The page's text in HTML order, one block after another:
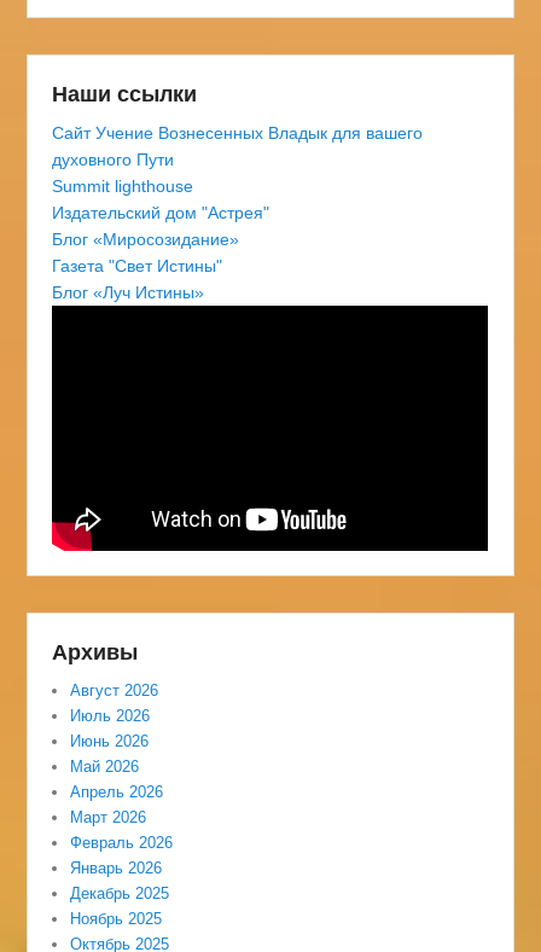
Наши ссылки
Сайт Учение Вознесенных Владык для вашего
духовного Пути
Summit lighthouse
Издательский дом "Астрея"
Блог «Миросозидание»
Газета "Свет Истины"
Блог «Луч Истины»
Архивы
Август 2026
Июль 2026
Июнь 2026
Май 2026
Апрель 2026
Март 2026
Февраль 2026
Январь 2026
Декабрь 2025
Ноябрь 2025
Октябрь 2025